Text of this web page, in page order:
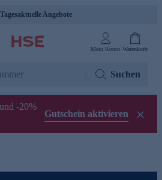
Tagesaktuelle Angebote
Mein Konto Warenkorb
Suchen
-20%
Gutschein aktivieren